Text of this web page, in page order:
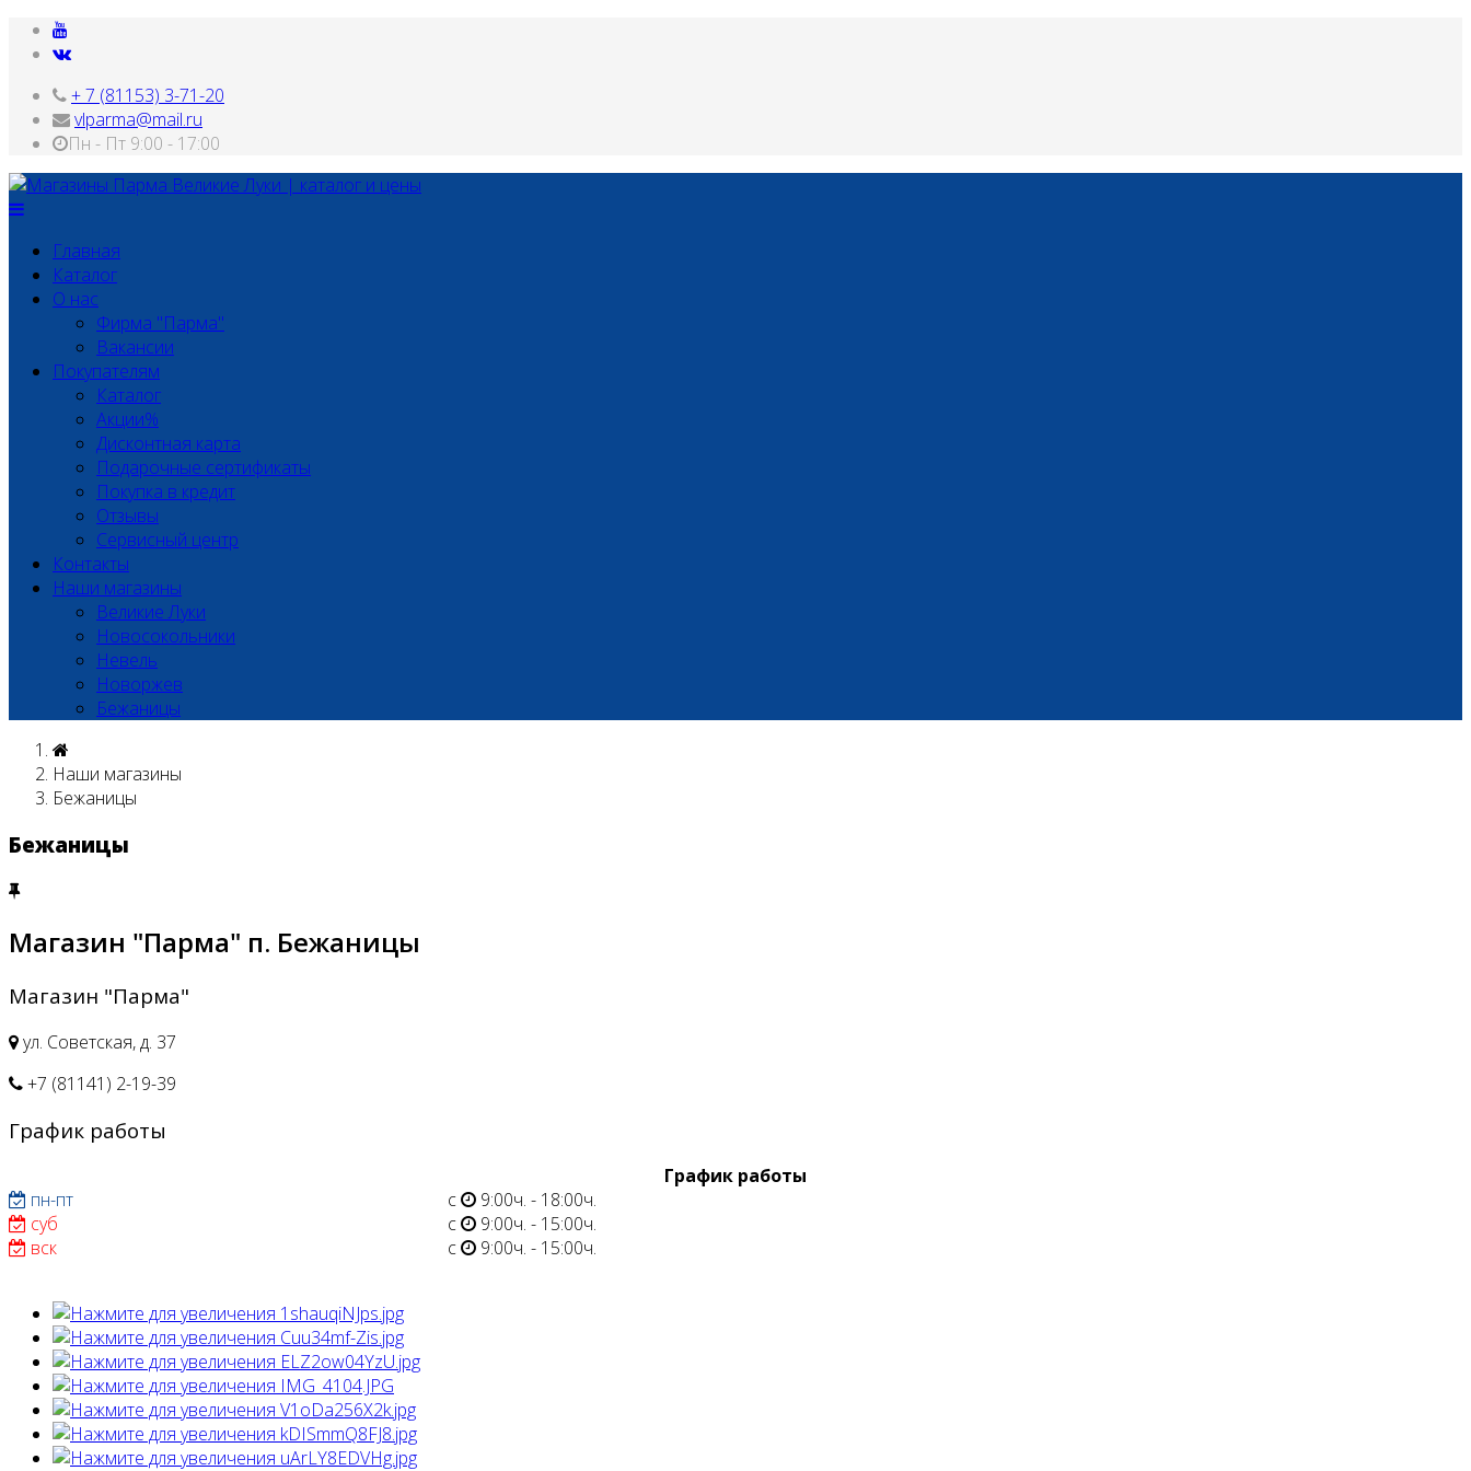
+ 7 (81153) 3-71-20
vlparma@mail.ru
Пн - Пт 9:00 - 17:00
Главная
Каталог
О нас
Фирма "Парма"
Вакансии
Покупателям
Каталог
Акции%
Дисконтная карта
Подарочные сертификаты
Покупка в кредит
Отзывы
Сервисный центр
Контакты
Наши магазины
Великие Луки
Новосокольники
Невель
Новоржев
Бежаницы
Наши магазины
Бежаницы
Бежаницы
Магазин "Парма" п. Бежаницы
Магазин "Парма"
ул. Советская, д. 37
+7 (81141) 2-19-39
График работы
График работы
пн-пт
с
9:00ч. - 18:00ч.
суб
с
9:00ч. - 15:00ч.
вск
с 9:00ч. - 15:00ч.